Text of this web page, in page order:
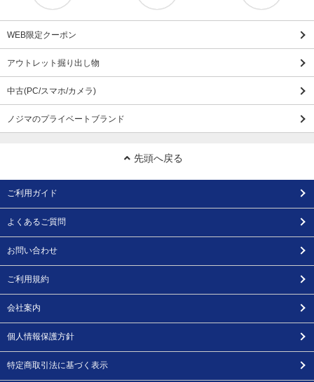
WEB限定クーポン
アウトレット掘り出し物
中古(PC/スマホ/カメラ)
ノジマのプライベートブランド
先頭へ戻る
ご利用ガイド
よくあるご質問
お問い合わせ
ご利用規約
会社案内
個人情報保護方針
特定商取引法に基づく表示